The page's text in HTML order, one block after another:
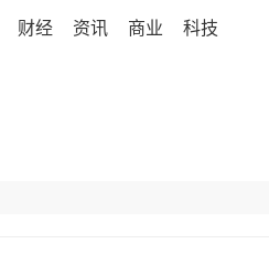
财经 资讯 商业 科技